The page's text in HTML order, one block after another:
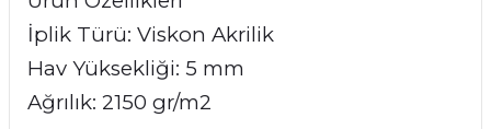
İplik Türü: Viskon Akrilik
Hav Yüksekliği: 5 mm
Ağrılık: 2150 gr/m2